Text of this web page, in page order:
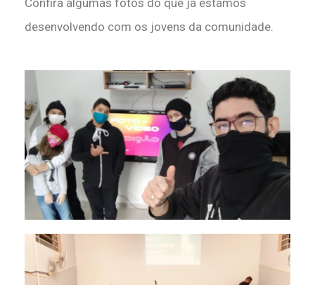
desenvolvendo com os jovens da comunidade.